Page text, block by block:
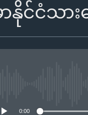
မာနိုင်ငံသ
0:00